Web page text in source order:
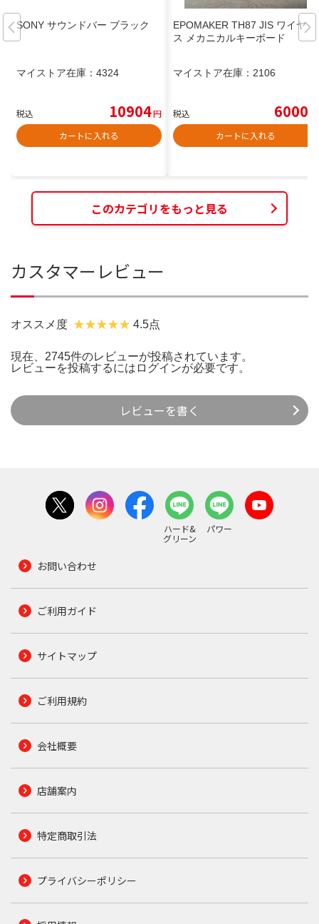
SONY サウンドバー ブラック
マイストア在庫： 4324
税込 10904円
カートに入れる
EPOMAKER TH87 JIS ワイヤレ
ス メカニカルキーボード
マイストア在庫： 2106
税込 6000
カートに入れる
このカテゴリをもっと見る
カスタマーレビュー
オススメ度 4.5点
現在、2745件のレビューが投稿されています。
レビューを投稿するには ログインが必要です。
レビューを書く
ハード&
グリーン
パワー
お問い合わせ
ご利用ガイド
サイトマップ
ご利用規約
会社概要
店舗案内
特定商取引法
プライバシーポリシー